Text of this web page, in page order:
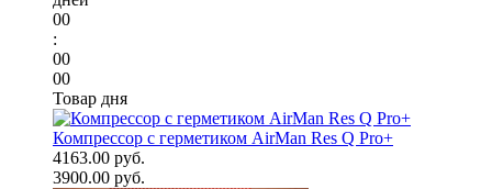
00
:
00
00
Товар дня
Компрессор с герметиком AirMan Res Q Pro+
4163.00 руб.
3900.00 руб.